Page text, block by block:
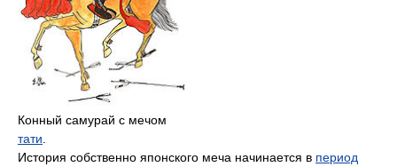
Конный самурай с мечом
тати.
История собственно японского меча начинается в период